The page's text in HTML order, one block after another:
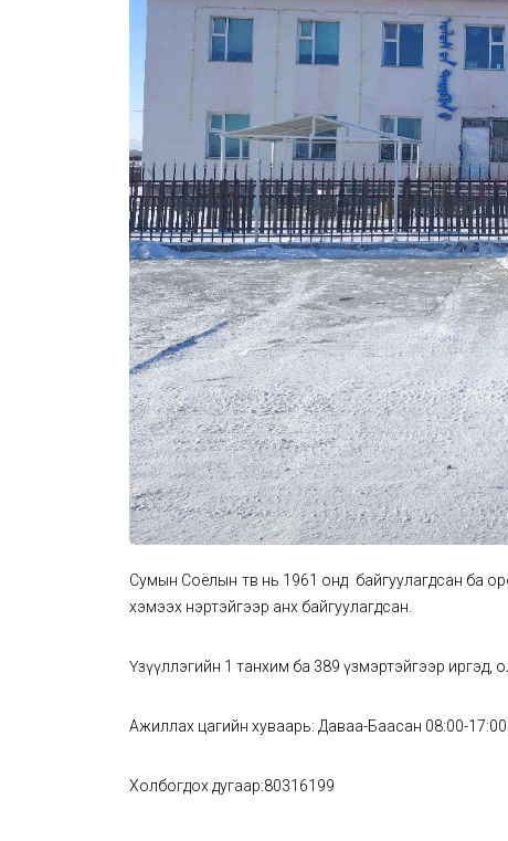
Сумын Соёлын төв нь 1961 онд байгуулагдсан ба
хэмээх нэртэйгээр анх байгуулагдсан.
Үзүүллэгийн 1 танхим ба 389 үзмэртэйгээр иргэд,
Ажиллах цагийн хуваарь: Даваа-Баасан 08:00-17:00
Холбогдох дугаар:80316199